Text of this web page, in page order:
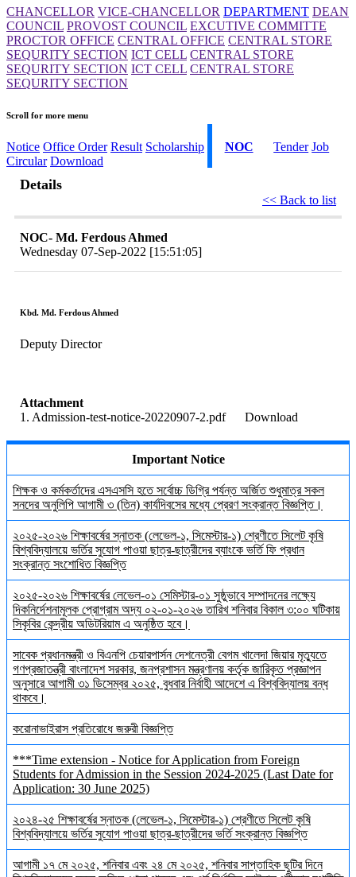
CHANCELLOR VICE-CHANCELLOR DEPARTMENT DEAN
COUNCIL PROVOST COUNCIL EXCUTIVE COMMITTE
PROCTOR OFFICE CENTRAL OFFICE CENTRAL STORE
SEQURITY SECTION ICT CELL CENTRAL STORE
SEQURITY SECTION ICT CELL CENTRAL STORE
SEQURITY SECTION
Scroll for more menu
Notice Office Order Result Scholarship NOC Tender Job
Circular Download
Details
<< Back to list
NOC- Md. Ferdous Ahmed
Wednesday 07-Sep-2022 [15:51:05]
Kbd. Md. Ferdous Ahmed
Deputy Director
Attachment
1. Admission-test-notice-20220907-2.pdf
Download
Important Notice
শিক্ষক ও কর্মকর্তাদের এসএসসি হতে সর্বোচ্চ ডিগ্রি পর্যন্ত অর্জিত শুধুমাত্র সকল
সনদের অনুলিপি আগামী ৩ (তিন) কার্যদিবসের মধ্যে প্রেরণ সংক্রান্ত বিজ্ঞপ্তি।
২০২৫-২০২৬ শিক্ষাবর্ষের স্নাতক (লেভেল-১, সিমেস্টার-১) শ্রেণীতে সিলেট কৃষি
বিশ্ববিদ্যালয়ে ভর্তির সুযোগ পাওয়া ছাত্র-ছাত্রীদের ব্যাংকে ভর্তি ফি প্রধান
সংক্রান্ত সংশোধিত বিজ্ঞপ্তি
২০২৫-২০২৬ শিক্ষাবর্ষের লেভেল-০১ সেমিস্টার-০১ সুষ্ঠুভাবে সম্পাদনের লক্ষ্যে
দিকনির্দেশনামূলক প্রোগ্রাম অদ্য ০২-০১-২০২৬ তারিখ শনিবার বিকাল ৩:০০ ঘটিকায়
সিকৃবির কেন্দ্রীয় অডিটরিয়াম এ অনুষ্ঠিত হবে।
সাবেক প্রধানমন্ত্রী ও বিএনপি চেয়ারপার্সন দেশনেত্রী বেগম খালেদা জিয়ার মৃত্যুতে
গণপ্রজাতন্ত্রী বাংলাদেশ সরকার, জনপ্রশাসন মন্ত্রণালয় কর্তৃক জারিকৃত প্রজ্ঞাপন
অনুসারে আগামী ৩১ ডিসেম্বর ২০২৫, বুধবার নির্বাহী আদেশে এ বিশ্ববিদ্যালয় বন্ধ
থাকবে।
করোনাভাইরাস প্রতিরোধে জরুরী বিজ্ঞপ্তি
***Time extension - Notice for Application from Foreign
Students for Admission in the Session 2024-2025 (Last Date for
Application: 30 June 2025)
২০২৪-২৫ শিক্ষাবর্ষের স্নাতক (লেভেল-১, সিমেস্টার-১) শ্রেণীতে সিলেট কৃষি
বিশ্ববিদ্যালয়ে ভর্তির সুযোগ পাওয়া ছাত্র-ছাত্রীদের ভর্তি সংক্রান্ত বিজ্ঞপ্তি
আগামী ১৭ মে ২০২৫, শনিবার এবং ২৪ মে ২০২৫, শনিবার সাপ্তাহিক ছুটির দিনে